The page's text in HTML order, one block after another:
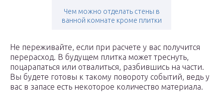
Чем можно отделать стены в
ванной комнате кроме плитки
Не переживайте, если при расчете у вас получится
перерасход. В будущем плитка может треснуть,
поцарапаться или отвалиться, разбившись на части.
Вы будете готовы к такому повороту событий, ведь у
вас в запасе есть некоторое количество материала.